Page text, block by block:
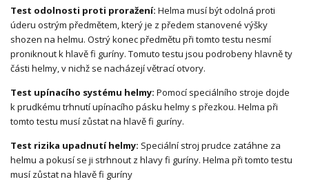
Test odolnosti proti proražení: Helma musí být odolná proti
úderu ostrým předmětem, který je z předem stanovené výšky
shozen na helmu. Ostrý konec předmětu při tomto testu nesmí
proniknout k hlavě fi guríny. Tomuto testu jsou podrobeny hlavně ty
části helmy, v nichž se nacházejí větrací otvory.
Test upínacího systému helmy: Pomocí speciálního stroje dojde
k prudkému trhnutí upínacího pásku helmy s přezkou. Helma při
tomto testu musí zůstat na hlavě fi guríny.
Test rizika upadnutí helmy: Speciální stroj prudce zatáhne za
helmu a pokusí se ji strhnout z hlavy fi guríny. Helma při tomto testu
musí zůstat na hlavě fi guríny